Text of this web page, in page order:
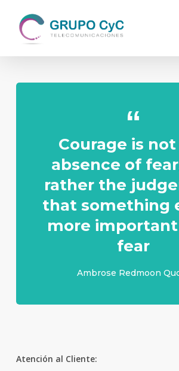
content
Courage is
absence of
rather the
that something
more
fear
Ambrose Redmoon
Atención al Cliente: